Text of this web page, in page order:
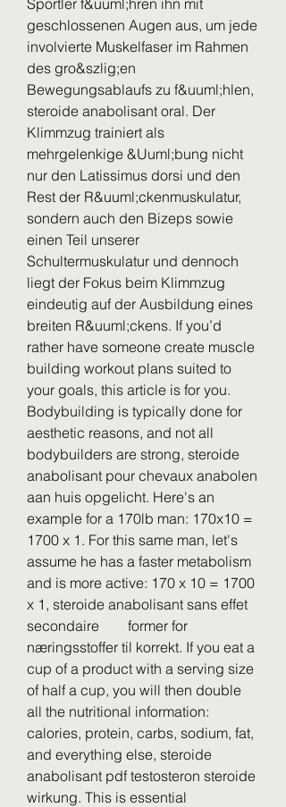
geschlossenen Augen aus, um jede
involvierte Muskelfaser im Rahmen
des gro&szlig;en
Bewegungsablaufs zu f&uuml;hlen,
steroide anabolisant oral. Der
Klimmzug trainiert als
mehrgelenkige &Uuml;bung nicht
nur den Latissimus dorsi und den
Rest der R&uuml;ckenmuskulatur,
sondern auch den Bizeps sowie
einen Teil unserer
Schultermuskulatur und dennoch
liegt der Fokus beim Klimmzug
eindeutig auf der Ausbildung eines
breiten R&uuml;ckens. If you’d
rather have someone create muscle
building workout plans suited to
your goals, this article is for you.
Bodybuilding is typically done for
aesthetic reasons, and not all
bodybuilders are strong, steroide
anabolisant pour chevaux anabolen
aan huis opgelicht. Here's an
example for a 170lb man: 170x10 =
1700 x 1. For this same man, let's
assume he has a faster metabolism
and is more active: 170 x 10 = 1700
x 1, steroide anabolisant sans effet
secondaire        former for
næringsstoffer til korrekt. If you eat a
cup of a product with a serving size
of half a cup, you will then double
all the nutritional information:
calories, protein, carbs, sodium, fat,
and everything else, steroide
anabolisant pdf testosteron steroide
wirkung. This is essential